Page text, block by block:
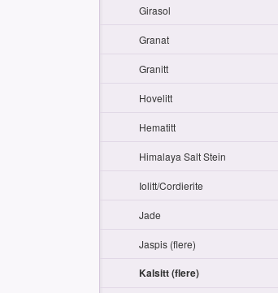
Girasol
Granat
Granitt
Hovelitt
Hematitt
Himalaya Salt Stein
Iolitt/Cordierite
Jade
Jaspis (flere)
Kalsitt (flere)